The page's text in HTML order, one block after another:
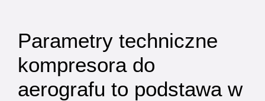
Parametry techniczne
kompresora do
aerografu to podstawa w